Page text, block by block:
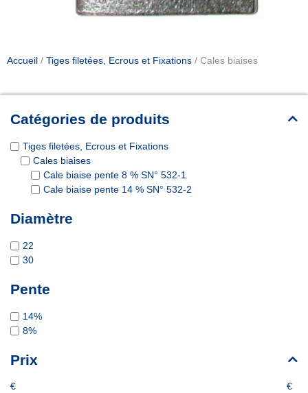
Accueil / Tiges filetées, Ecrous et Fixations / Cales biaises
Catégories de produits
Tiges filetées, Ecrous et Fixations
Cales biaises
Cale biaise pente 8 % SN° 532-1
Cale biaise pente 14 % SN° 532-2
Diamètre
22
30
Pente
14%
8%
Prix
€ €